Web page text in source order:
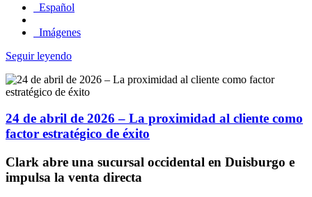
Español
Imágenes
Seguir leyendo
24 de abril de 2026 – La proximidad al cliente como
factor estratégico de éxito
Clark abre una sucursal occidental en Duisburgo e
impulsa la venta directa